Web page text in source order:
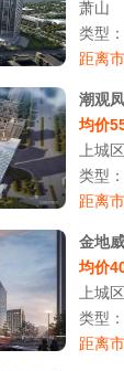
萧山
类型：
距离
潮观
均价
上城区
类型：
距离
金地
均价
上城区
类型：
距离